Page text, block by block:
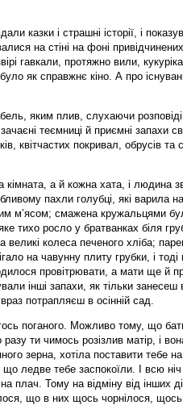
казки і страшні історії, і
на стіні на фоні
гавкали, протяжно вили,
як справжнє кіно. А про
яким плив, слухаючи розповіді
теємниці й приємні запахи
квітчастих покривал, обрусів та
а й кожна хата, і людина
пахли голубці, які варила
м’ясом; смажена кружальцями
тихо росло у братванках біля
великі колеса печеного хліба;
на чавунну плиту грубки, і тоді
провітрювати, а мати ще й
інші запахи, як тільки занесеш
потрапляєш в осінній сад.
поганого. Можливо тому, що
ти чимось розізлив матір, і
зерна, хотіла поставити тебе
що ледве тебе заспокоїли. І всю
плач. Тому на відміну від інших
що в них щось чорнілося, щось